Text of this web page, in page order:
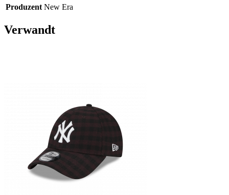
Produzent New Era
Verwandt